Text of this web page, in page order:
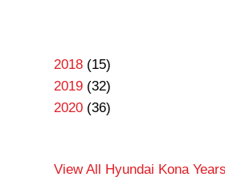
2018 (15)
2019 (32)
2020 (36)
View All Hyundai Kona